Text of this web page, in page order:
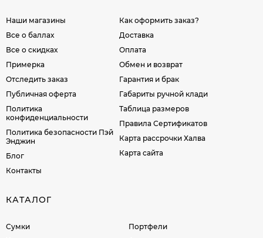
Наши магазины
Все о баллах
Все о скидках
Примерка
Отследить заказ
Публичная оферта
Политика
конфиденциальности
Политика безопасности Пэй
Энджин
Блог
Контакты
Как оформить заказ?
Доставка
Оплата
Обмен и возврат
Гарантия и брак
Габариты ручной клади
Таблица размеров
Правила Сертификатов
Карта рассрочки Халва
Карта сайта
КАТАЛОГ
Сумки
Портфели